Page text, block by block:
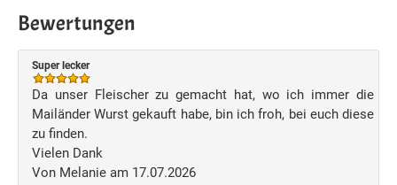
Bewertungen
Super lecker
Da unser Fleischer zu gemacht hat, wo ich immer die
Mailänder Wurst gekauft habe, bin ich froh, bei euch diese
zu finden.
Vielen Dank
Von Melanie am 17.07.2026